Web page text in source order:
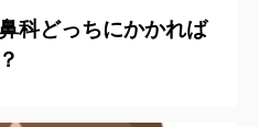
科どっちにかかれば